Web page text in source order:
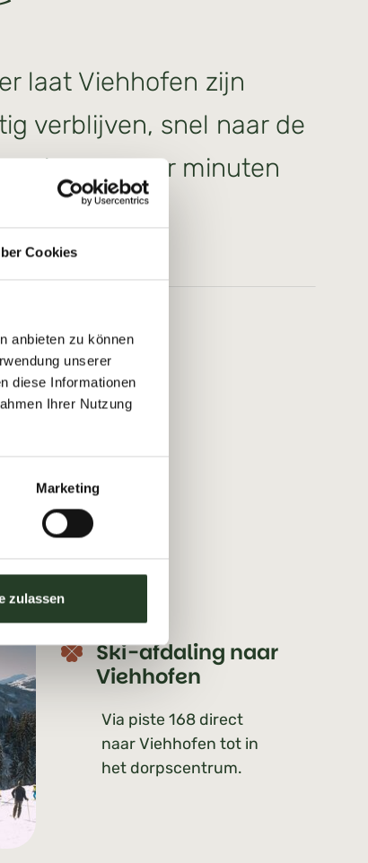
Cookies
anbieten zu können
unserer
diese Informationen
Ihrer Nutzung
Marketing
zulassen
laat Viehhofen zijn
verblijven, snel naar de
in een paar minuten
Ski-afdaling naar
Viehhofen
Via piste 168 direct
naar Viehhofen tot in
het dorpscentrum.